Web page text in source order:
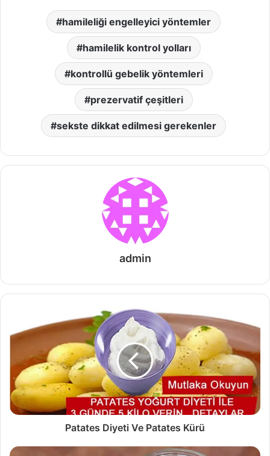
hamileliği engelleyici yöntemler
hamilelik kontrol yolları
kontrollü gebelik yöntemleri
prezervatif çeşitleri
sekste dikkat edilmesi gerekenler
admin
Patates Diyeti Ve Patates Kürü